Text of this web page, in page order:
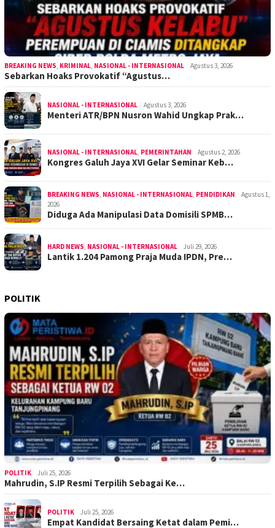
BREAKING NEWS, KRIMINAL, NASIONAL - INTERNASIONAL Agustus 3, 2026
Sebarkan Hoaks Provokatif “Agustus…
NASIONAL - INTERNASIONAL Agustus 3, 2026
Menteri ATR/BPN Nusron Wahid Ungkap Prak…
NASIONAL - INTERNASIONAL, PEMERINTAHAN Agustus 2, 2026
Kongres Galuh Jaya XVI Gelar Seminar Keb…
BREAKING NEWS, NASIONAL - INTERNASIONAL, PENDIDIKAN
Agustus 1,
2026
Diduga Ada Manipulasi Data Domisili SPMB…
HARD NEWS, NASIONAL - INTERNASIONAL Juli 29, 2026
Lantik 1.204 Pamong Praja Muda IPDN, Pre…
POLITIK
POLITIK Juli 25, 2026
Mahrudin, S.IP Resmi Terpilih Sebagai Ke…
POLITIK Juli 25, 2026
Empat Kandidat Bersaing Ketat dalam Pemi…